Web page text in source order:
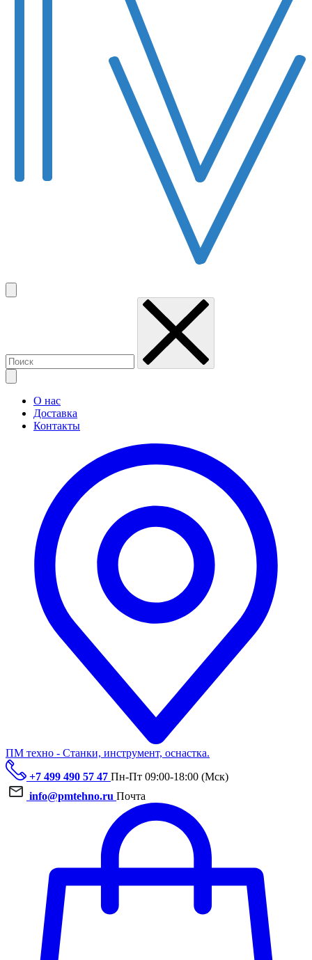
О нас
Доставка
Контакты
ПМ техно - Станки, инструмент, оснастка.
+7 499 490 57 47 Пн-Пт 09:00-18:00 (Мск)
info@pmtehno.ru Почта